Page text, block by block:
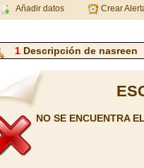
Añadir datos Crear
1Descripción de nasreen
NO SE ENCUENTRA